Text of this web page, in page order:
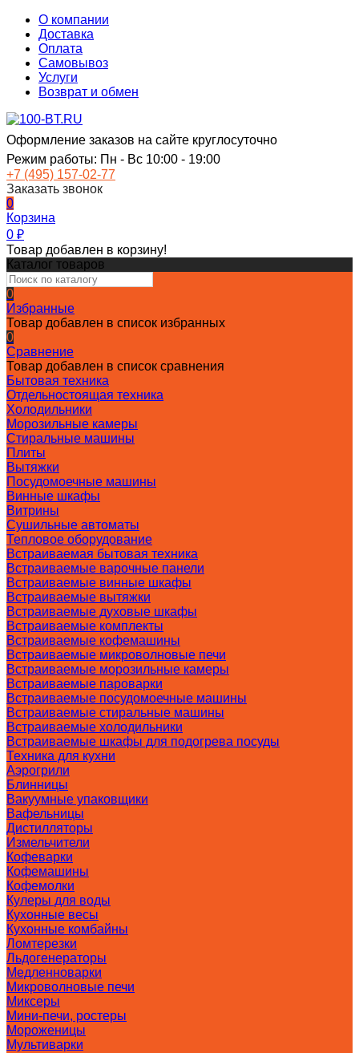
О компании
Доставка
Оплата
Самовывоз
Услуги
Возврат и обмен
Оформление заказов на сайте круглосуточно
Режим работы: Пн - Вс 10:00 - 19:00
+7 (495) 157-02-77
Заказать звонок
0
Корзина
0 ₽
Товар добавлен в корзину!
Каталог товаров
0
Избранные
Товар добавлен в список избранных
0
Сравнение
Товар добавлен в список сравнения
Бытовая техника
Отдельностоящая техника
Холодильники
Морозильные камеры
Стиральные машины
Плиты
Вытяжки
Посудомоечные машины
Винные шкафы
Витрины
Сушильные автоматы
Тепловое оборудование
Встраиваемая бытовая техника
Встраиваемые варочные панели
Встраиваемые винные шкафы
Встраиваемые вытяжки
Встраиваемые духовые шкафы
Встраиваемые комплекты
Встраиваемые кофемашины
Встраиваемые микроволновые печи
Встраиваемые морозильные камеры
Встраиваемые пароварки
Встраиваемые посудомоечные машины
Встраиваемые стиральные машины
Встраиваемые холодильники
Встраиваемые шкафы для подогрева посуды
Техника для кухни
Аэрогрили
Блинницы
Вакуумные упаковщики
Вафельницы
Дистилляторы
Измельчители
Кофеварки
Кофемашины
Кофемолки
Кулеры для воды
Кухонные весы
Кухонные комбайны
Ломтерезки
Льдогенераторы
Медленноварки
Микроволновые печи
Миксеры
Мини-печи, ростеры
Мороженицы
Мультиварки